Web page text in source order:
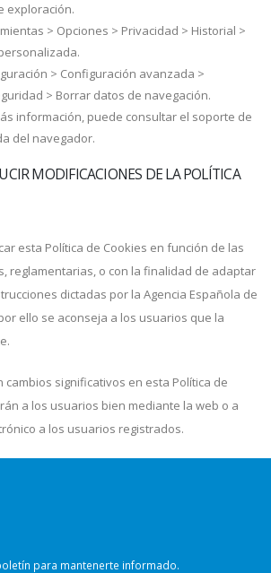
exploración.
> Opciones > Privacidad > Historial >
> Configuración avanzada >
> Borrar datos de navegación.
información, puede consultar el soporte de
del navegador.
MODIFICACIONES DE LA POLÍTICA
esta Política de Cookies en función de las
reglamentarias, o con la finalidad de adaptar
dictadas por la Agencia Española de
ello se aconseja a los usuarios que la
cambios significativos en esta Política de
a los usuarios bien mediante la web o a
a los usuarios registrados.
para mantenerte informado.